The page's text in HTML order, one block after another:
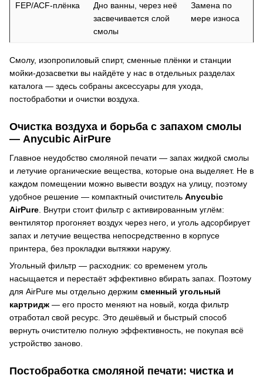
FEP/ACF-плёнка
Дно ванны, через неё
засвечивается слой
смолы
Замена по
мере износа
Смолу, изопропиловый спирт, сменные плёнки и станции
мойки-дозасветки вы найдёте у нас в отдельных разделах
каталога — здесь собраны аксессуары для ухода,
постобработки и очистки воздуха.
Очистка воздуха и борьба с запахом смолы
— Anycubic AirPure
Главное неудобство смоляной печати — запах жидкой смолы
и летучие органические вещества, которые она выделяет. Не в
каждом помещении можно вывести воздух на улицу, поэтому
удобное решение — компактный очиститель Anycubic
AirPure . Внутри стоит фильтр с активированным углём:
вентилятор прогоняет воздух через него, и уголь адсорбирует
запах и летучие вещества непосредственно в корпусе
принтера, без прокладки вытяжки наружу.
Угольный фильтр — расходник: со временем уголь
насыщается и перестаёт эффективно вбирать запах. Поэтому
для AirPure мы отдельно держим сменный угольный
картридж — его просто меняют на новый, когда фильтр
отработал свой ресурс. Это дешёвый и быстрый способ
вернуть очистителю полную эффективность, не покупая всё
устройство заново.
Постобработка смоляной печати: чистка и